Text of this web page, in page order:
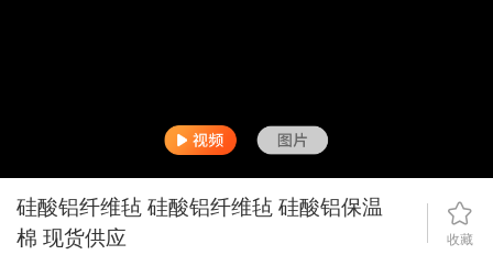
硅酸铝纤维毡 硅酸铝纤维毡 硅酸铝保温
棉 现货供应
收藏